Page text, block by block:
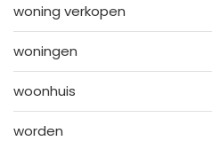
woning verkopen
woningen
woonhuis
worden